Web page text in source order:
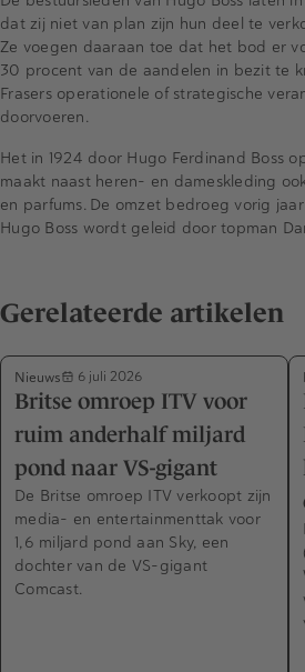
dat zij niet van plan zijn hun deel te
Ze voegen daaraan toe dat het bod er
30 procent van de aandelen in bezit te
Frasers operationele of strategische
doorvoeren.
Het in 1924 door Hugo Ferdinand Boss
maakt naast heren- en dameskleding
en parfums. De omzet bedroeg vorig
Hugo Boss wordt geleid door topman
Gerelateerde artikelen
Nieuws 6 juli 2026
Britse omroep ITV voor
ruim anderhalf miljard
pond naar VS-gigant
De Britse omroep ITV verkoopt zijn
media- en entertainmenttak voor
1,6 miljard pond aan Sky, een
dochter van de VS-gigant
Comcast.